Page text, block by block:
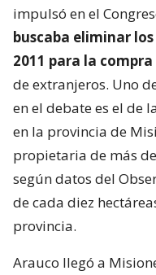
impulsó en el
buscaba eliminar
2011 para la
de extranjeros. Uno
en el debate es el de
en la provincia de
propietaria de más
según datos del
de cada diez
provincia.
Arauco llegó a